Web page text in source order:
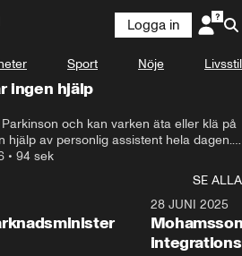
Logga in
Sport Nöje Livsstil
ingen hjälp
och kan varken äta eller klä på
hjälp av personlig assistent hela dagen.
in ännu mer på assistersättningen.
• 94 sek
SE ALLA
28 JUNI 2025